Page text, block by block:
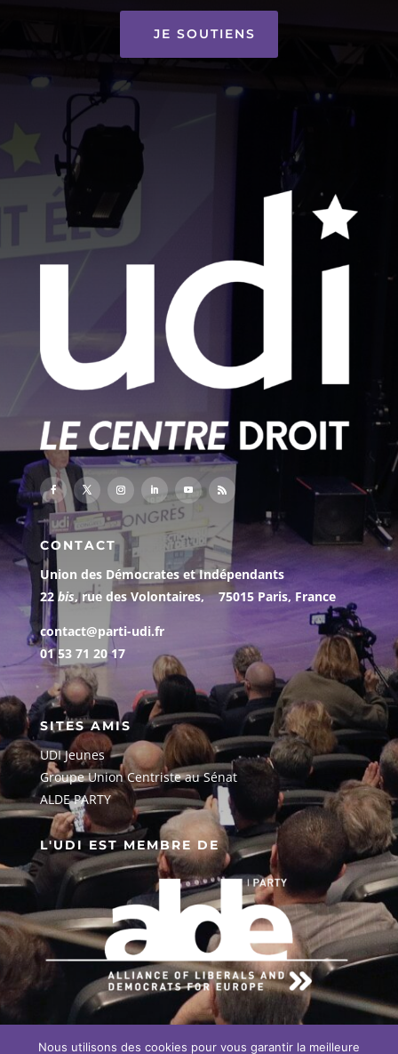
JE SOUTIENS
CONTACT
Union des Démocrates et Indépendants
22 bis, rue des Volontaires, 75015 Paris, France
contact@parti-udi.fr
01 53 71 20 17
SITES AMIS
UDI Jeunes
Groupe Union Centriste au Sénat
ALDE PARTY
L'UDI EST MEMBRE DE
EN SAVOIR PLUS SUR NOTRE
Nous utilisons des cookies pour vous garantir la meilleure